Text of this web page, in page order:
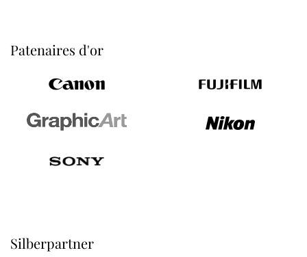
Patenaires d'or
Silberpartner